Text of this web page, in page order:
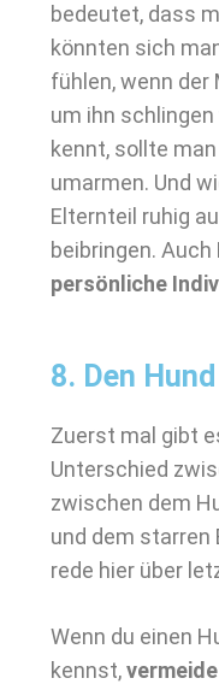
bedeutet, dass
könnten sich
fühlen, wenn
um ihn
kennt, sollte man
umarmen. Und
Elternteil ruhig
beibringen.
persönliche
8. Den
Zuerst mal gibt
Unterschied
zwischen dem
und dem starren
rede hier über
Wenn du einen
kennst,